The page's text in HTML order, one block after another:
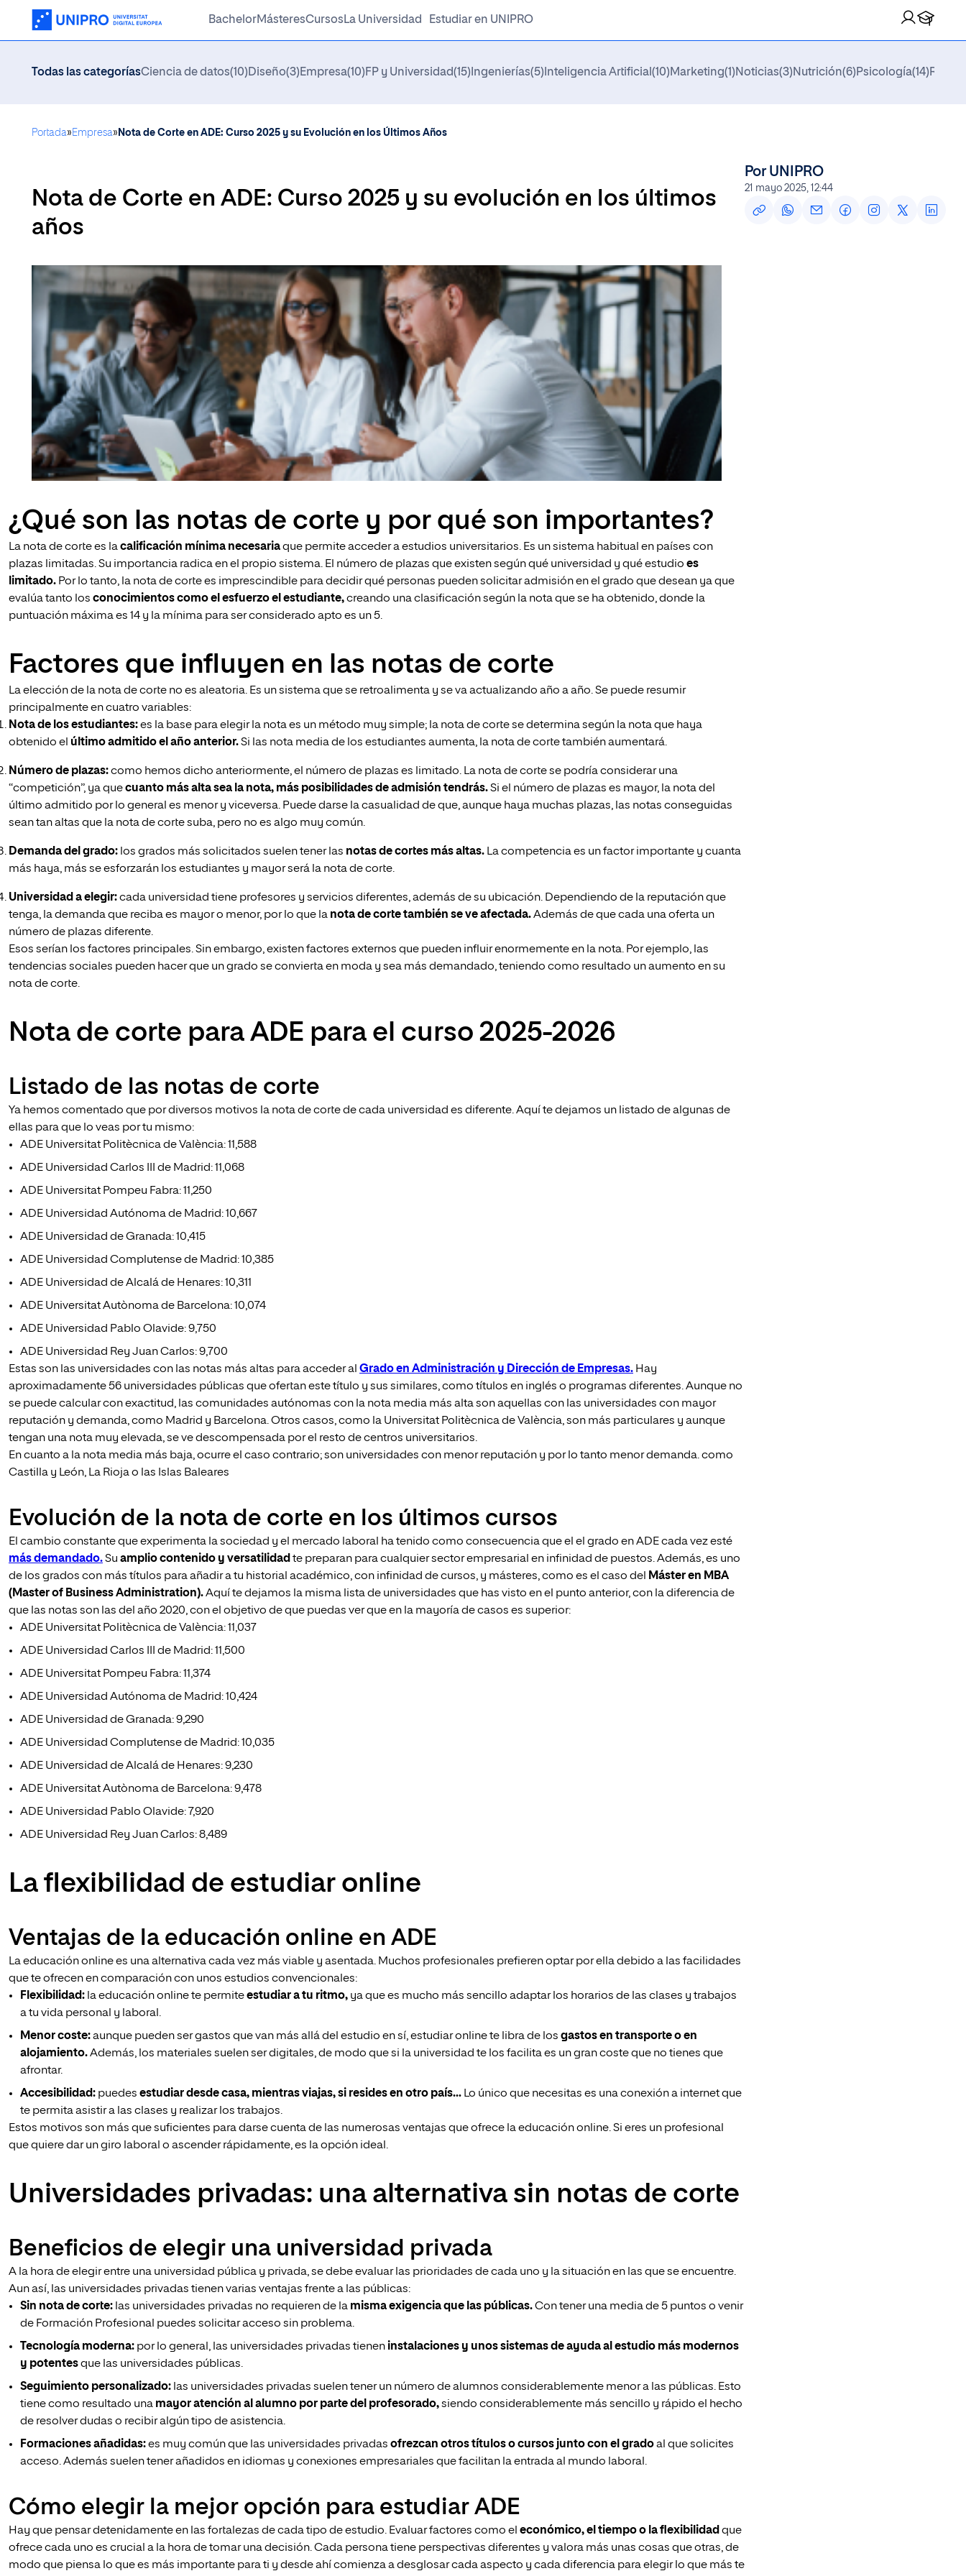
BachelorMásteresCursos La Universidad Estudiar en UNIPRO
Misión y Visión Normativa
Metodología
Todas las categoríasCiencia de datos(10) Diseño(3) Empresa(10) FP y Universidad(15) Ingenierías(5) Inteligencia Artificial (10) Marketing(1) Noticias(3) Nutrición(6) Psicología(14)
Portada» Empresa» Nota de Corte en ADE: Curso 2025 y su Evolución en los Últimos Años
Nota de Corte en ADE: Curso 2025 y su evolución en los últimos
años
¿Qué son las notas de corte y por qué son importantes?
La nota de corte es lacalificación mínima necesariaque permite acceder a estudios universitarios. Es un sistema habitual en países con
plazas limitadas. Su importancia radica en el propio sistema. El número de plazas que existen según qué universidad y qué estudio es
limitado. Por lo tanto, la nota de corte es imprescindible para decidir qué personas pueden solicitar admisión en el grado que desean ya que
evalúa tanto los conocimientos como el esfuerzo el estudiante,creando una clasificación según la nota que se ha obtenido, donde la
puntuación máxima es 14 y la mínima para ser considerado apto es un 5.
Factores que influyen en las notas de corte
La elección de la nota de corte no es aleatoria. Es un sistema que se retroalimenta y se va actualizando año a año. Se puede resumir
principalmente en cuatro variables:
Nota de los estudiantes:es la base para elegir la nota es un método muy simple; la nota de corte se determina según la nota que haya
obtenido el último admitido el año anterior.Si las nota media de los estudiantes aumenta, la nota de corte también aumentará.
Número de plazas:como hemos dicho anteriormente, el número de plazas es limitado. La nota de corte se podría considerar una
“competición”, ya quecuanto más alta sea la nota, más posibilidades de admisión tendrás.Si el número de plazas es mayor, la nota del
último admitido por lo general es menor y viceversa. Puede darse la casualidad de que, aunque haya muchas plazas, las notas conseguidas
sean tan altas que la nota de corte suba, pero no es algo muy común.
Demanda del grado: los grados más solicitados suelen tener las notas de cortes más altas. La competencia es un factor importante y cuanta
más haya, más se esforzarán los estudiantes y mayor será la nota de corte.
Universidad a elegir:cada universidad tiene profesores y servicios diferentes, además de su ubicación. Dependiendo de la reputación que
tenga, la demanda que reciba es mayor o menor, por lo que la nota de corte también se ve afectada.Además de que cada una oferta un
número de plazas diferente.
Esos serían los factores principales. Sin embargo, existen factores externos que pueden influir enormemente en la nota. Por ejemplo, las
tendencias sociales pueden hacer que un grado se convierta en moda y sea más demandado, teniendo como resultado un aumento en su
nota de corte.
Nota de corte para ADE para el curso 2025-2026
Listado de las notas de corte
Ya hemos comentado que por diversos motivos la nota de corte de cada universidad es diferente. Aquí te dejamos un listado de algunas de
ellas para que lo veas por tu mismo:
ADE Universitat Politècnica de València: 11,588
ADE Universidad Carlos III de Madrid: 11,068
ADE Universitat Pompeu Fabra: 11,250
ADE Universidad Autónoma de Madrid: 10,667
ADE Universidad de Granada: 10,415
ADE Universidad Complutense de Madrid: 10,385
ADE Universidad de Alcalá de Henares: 10,311
ADE Universitat Autònoma de Barcelona: 10,074
ADE Universidad Pablo Olavide: 9,750
ADE Universidad Rey Juan Carlos: 9,700
Estas son las universidades con las notas más altas para acceder al Grado en Administración y Dirección de Empresas. Hay
aproximadamente 56 universidades públicas que ofertan este título y sus similares, como títulos en inglés o programas diferentes. Aunque no
se puede calcular con exactitud, las comunidades autónomas con la nota media más alta son aquellas con las universidades con mayor
reputación y demanda, como Madrid y Barcelona. Otros casos, como la Universitat Politècnica de València, son más particulares y aunque
tengan una nota muy elevada, se ve descompensada por el resto de centros universitarios.
En cuanto a la nota media más baja, ocurre el caso contrario; son universidades con menor reputación y por lo tanto menor demanda. como
Castilla y León, La Rioja o las Islas Baleares
Evolución de la nota de corte en los últimos cursos
El cambio constante que experimenta la sociedad y el mercado laboral ha tenido como consecuencia que el el grado en ADE cada vez esté
más demandado.Su amplio contenido y versatilidad te preparan para cualquier sector empresarial en infinidad de puestos. Además, es uno
de los grados con más títulos para añadir a tu historial académico, con infinidad de cursos, y másteres, como es el caso del
Máster en MBA
(Master of Business Administration).Aquí te dejamos la misma lista de universidades que has visto en el punto anterior, con la diferencia de
que las notas son las del año 2020, con el objetivo de que puedas ver que en la mayoría de casos es superior:
ADE Universitat Politècnica de València: 11,037
ADE Universidad Carlos III de Madrid: 11,500
ADE Universitat Pompeu Fabra: 11,374
ADE Universidad Autónoma de Madrid: 10,424
ADE Universidad de Granada: 9,290
ADE Universidad Complutense de Madrid: 10,035
ADE Universidad de Alcalá de Henares: 9,230
ADE Universitat Autònoma de Barcelona: 9,478
ADE Universidad Pablo Olavide: 7,920
ADE Universidad Rey Juan Carlos: 8,489
La flexibilidad de estudiar online
Ventajas de la educación online en ADE
La educación online es una alternativa cada vez más viable y asentada. Muchos profesionales prefieren optar por ella debido a las facilidades
que te ofrecen en comparación con unos estudios convencionales:
Flexibilidad: la educación online te permiteestudiar a tu ritmo, ya que es mucho más sencillo adaptar los horarios de las clases y trabajos
a tu vida personal y laboral.
Menor coste:aunque pueden ser gastos que van más allá del estudio en sí, estudiar online te libra de los gastos en transporte o en
alojamiento.Además, los materiales suelen ser digitales, de modo que si la universidad te los facilita es un gran coste que no tienes que
afrontar.
Accesibilidad: puedes estudiar desde casa, mientras viajas, si resides en otro país… Lo único que necesitas es una conexión a internet que
te permita asistir a las clases y realizar los trabajos.
Estos motivos son más que suficientes para darse cuenta de las numerosas ventajas que ofrece la educación online. Si eres un profesional
que quiere dar un giro laboral o ascender rápidamente, es la opción ideal.
Universidades privadas: una alternativa sin notas de corte
Beneficios de elegir una universidad privada
A la hora de elegir entre una universidad pública y privada, se debe evaluar las prioridades de cada uno y la situación en las que se encuentre.
Aun así, las universidades privadas tienen varias ventajas frente a las públicas:
Sin nota de corte: las universidades privadas no requieren de la misma exigencia que las públicas.Con tener una media de 5 puntos o venir
de Formación Profesional puedes solicitar acceso sin problema.
Tecnología moderna: por lo general, las universidades privadas tienen instalaciones y unos sistemas de ayuda al estudio más modernos
y potentesque las universidades públicas.
Seguimiento personalizado: las universidades privadas suelen tener un número de alumnos considerablemente menor a las públicas. Esto
tiene como resultado una mayor atención al alumno por parte del profesorado,siendo considerablemente más sencillo y rápido el hecho
de resolver dudas o recibir algún tipo de asistencia.
Formaciones añadidas:es muy común que las universidades privadas ofrezcan otros títulos o cursos junto con el gradoal que solicites
acceso. Además suelen tener añadidos en idiomas y conexiones empresariales que facilitan la entrada al mundo laboral.
Cómo elegir la mejor opción para estudiar ADE
Hay que pensar detenidamente en las fortalezas de cada tipo de estudio. Evaluar factores como el económico, el tiempo o la flexibilidad que
ofrece cada uno es crucial a la hora de tomar una decisión. Cada persona tiene perspectivas diferentes y valora más unas cosas que otras, de
modo que piensa lo que es más importante para ti y desde ahí comienza a desglosar cada aspecto y cada diferencia para elegir lo que más te
Por UNIPRO
21 mayo 2025, 12:44